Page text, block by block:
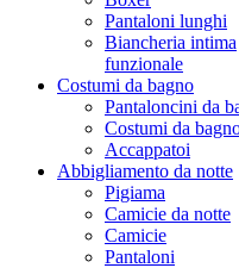
Pantaloni lunghi
Biancheria intima
funzionale
Costumi da bagno
Pantaloncini da
Costumi da
Accappatoi
Abbigliamento da notte
Pigiama
Camicie da notte
Camicie
Pantaloni